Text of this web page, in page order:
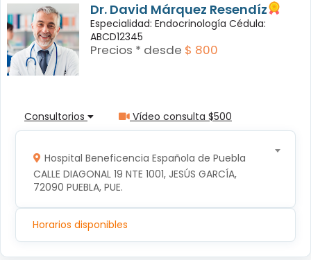
Dr. David Márquez Resendíz
Especialidad: Endocrinología Cédula:
ABCD12345
Precios * desde $ 800
Consultorios Vídeo consulta $500
Hospital Beneficencia Española de Puebla
CALLE DIAGONAL 19 NTE 1001, JESÚS GARCÍA,
72090 PUEBLA, PUE.
Horarios disponibles